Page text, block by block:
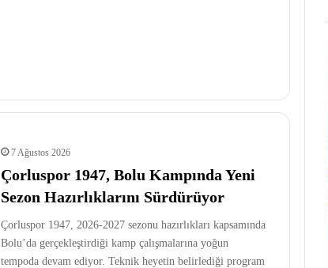
7 Ağustos 2026
Çorluspor 1947, Bolu Kampında Yeni
Sezon Hazırlıklarını Sürdürüyor
Çorluspor 1947, 2026-2027 sezonu hazırlıkları kapsamında
Bolu’da gerçekleştirdiği kamp çalışmalarına yoğun
tempoda devam ediyor. Teknik heyetin belirlediği program